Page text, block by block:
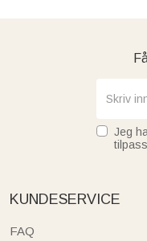
Jeg
KUNDESERVICE
FAQ